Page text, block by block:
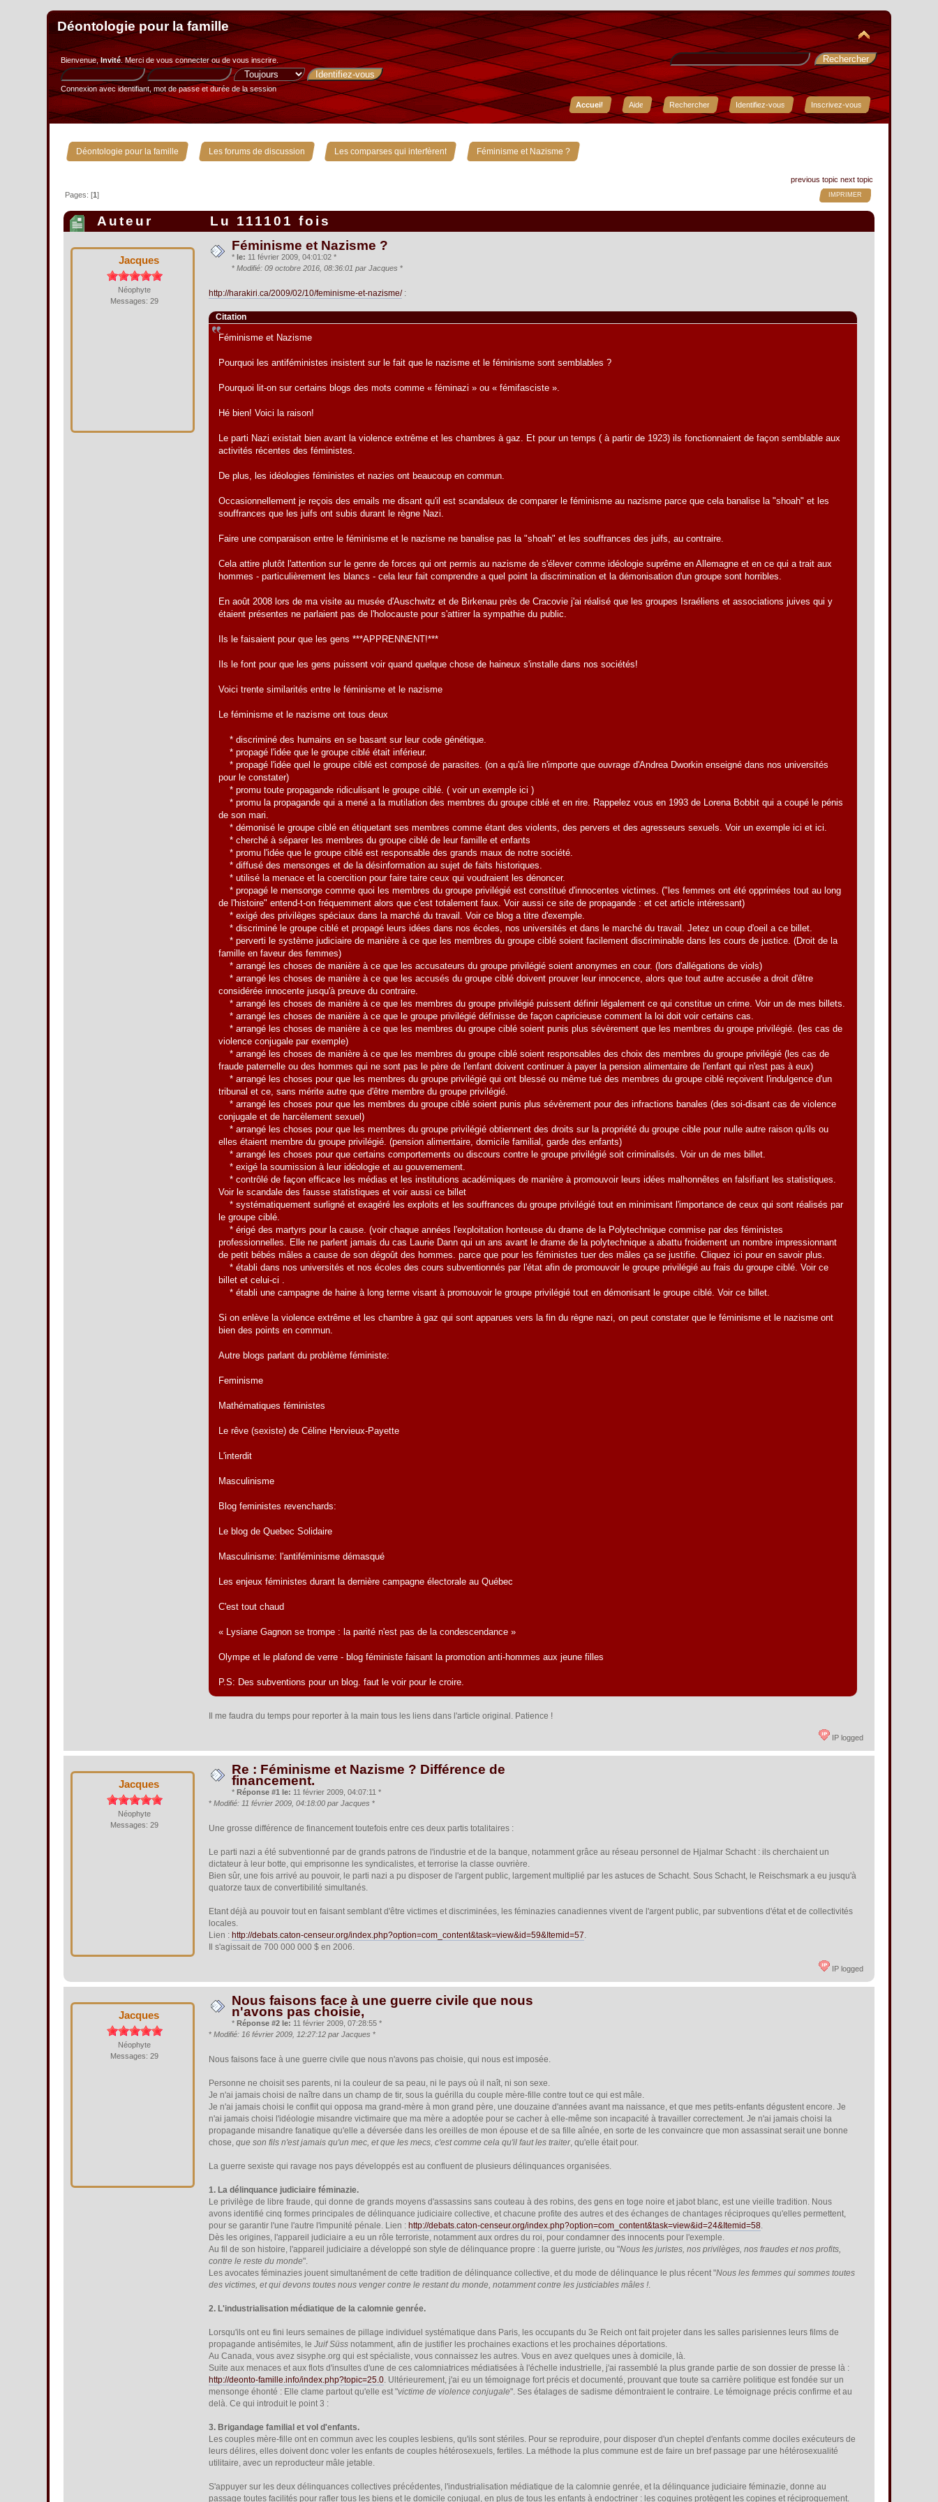
Déontologie pour la famille
Bienvenue,Invité. Merci devous connecterou devous inscrire.
Connexion avec identifiant, mot de passe et durée de la session
Accueil
Aide Rechercher Identifiez-vous Inscrivez-vous
Déontologie pour la famille » Les forums de discussion » Les comparses qui interfèrent » Féminisme et Nazisme ?
previous topic next topic
IMPRIMER
Pages: [1]
Auteur Lu 111101 fois
Jacques
Néophyte
Messages: 29
Féminisme et Nazisme ?
* le: 11 février 2009, 04:01:02 *
* Modifié: 09 octobre 2016, 08:36:01 par Jacques *
http://harakiri.ca/2009/02/10/feminisme-et-nazisme/:
Citation
Féminisme et Nazisme
Pourquoi les antiféministes insistent sur le fait que le nazisme et le féminisme sont semblables ?
Pourquoi lit-on sur certains blogs des mots comme « féminazi » ou « fémifasciste ».
Hé bien! Voici la raison!
Le parti Nazi existait bien avant la violence extrême et les chambres à gaz. Et pour un temps ( à partir de 1923) ils fonctionnaient de façon semblable aux
activités récentes des féministes.
De plus, les idéologies féministes et nazies ont beaucoup en commun.
Occasionnellement je reçois des emails me disant qu'il est scandaleux de comparer le féminisme au nazisme parce que cela banalise la "shoah" et les
souffrances que les juifs ont subis durant le règne Nazi.
Faire une comparaison entre le féminisme et le nazisme ne banalise pas la "shoah" et les souffrances des juifs, au contraire.
Cela attire plutôt l'attention sur le genre de forces qui ont permis au nazisme de s'élever comme idéologie suprême en Allemagne et en ce qui a trait aux
hommes - particulièrement les blancs - cela leur fait comprendre a quel point la discrimination et la démonisation d'un groupe sont horribles.
En août 2008 lors de ma visite au musée d'Auschwitz et de Birkenau près de Cracovie j'ai réalisé que les groupes Israéliens et associations juives qui y
étaient présentes ne parlaient pas de l'holocauste pour s'attirer la sympathie du public.
Ils le faisaient pour que les gens ***APPRENNENT!***
Ils le font pour que les gens puissent voir quand quelque chose de haineux s'installe dans nos sociétés!
Voici trente similarités entre le féminisme et le nazisme
Le féminisme et le nazisme ont tous deux
* discriminé des humains en se basant sur leur code génétique.
* propagé l'idée que le groupe ciblé était inférieur.
* propagé l'idée quel le groupe ciblé est composé de parasites. (on a qu'à lire n'importe que ouvrage d'Andrea Dworkin enseigné dans nos universités
pour le constater)
* promu toute propagande ridiculisant le groupe ciblé. ( voir un exemple ici )
* promu la propagande qui a mené a la mutilation des membres du groupe ciblé et en rire. Rappelez vous en 1993 de Lorena Bobbit qui a coupé le pénis
de son mari.
* démonisé le groupe ciblé en étiquetant ses membres comme étant des violents, des pervers et des agresseurs sexuels. Voir un exemple ici et ici.
* cherché à séparer les membres du groupe ciblé de leur famille et enfants
* promu l'idée que le groupe ciblé est responsable des grands maux de notre société.
* diffusé des mensonges et de la désinformation au sujet de faits historiques.
* utilisé la menace et la coercition pour faire taire ceux qui voudraient les dénoncer.
* propagé le mensonge comme quoi les membres du groupe privilégié est constitué d'innocentes victimes. ("les femmes ont été opprimées tout au long
de l'histoire" entend-t-on fréquemment alors que c'est totalement faux. Voir aussi ce site de propagande : et cet article intéressant)
* exigé des privilèges spéciaux dans la marché du travail. Voir ce blog a titre d'exemple.
* discriminé le groupe ciblé et propagé leurs idées dans nos écoles, nos universités et dans le marché du travail. Jetez un coup d'oeil a ce billet.
* perverti le système judiciaire de manière à ce que les membres du groupe ciblé soient facilement discriminable dans les cours de justice. (Droit de la
famille en faveur des femmes)
* arrangé les choses de manière à ce que les accusateurs du groupe privilégié soient anonymes en cour. (lors d'allégations de viols)
* arrangé les choses de manière à ce que les accusés du groupe ciblé doivent prouver leur innocence, alors que tout autre accusée a droit d'être
considérée innocente jusqu'à preuve du contraire.
* arrangé les choses de manière à ce que les membres du groupe privilégié puissent définir légalement ce qui constitue un crime. Voir un de mes billets.
* arrangé les choses de manière à ce que le groupe privilégié définisse de façon capricieuse comment la loi doit voir certains cas.
* arrangé les choses de manière à ce que les membres du groupe ciblé soient punis plus sévèrement que les membres du groupe privilégié. (les cas de
violence conjugale par exemple)
* arrangé les choses de manière à ce que les membres du groupe ciblé soient responsables des choix des membres du groupe privilégié (les cas de
fraude paternelle ou des hommes qui ne sont pas le père de l'enfant doivent continuer à payer la pension alimentaire de l'enfant qui n'est pas à eux)
* arrangé les choses pour que les membres du groupe privilégié qui ont blessé ou même tué des membres du groupe ciblé reçoivent l'indulgence d'un
tribunal et ce, sans mérite autre que d'être membre du groupe privilégié.
* arrangé les choses pour que les membres du groupe ciblé soient punis plus sévèrement pour des infractions banales (des soi-disant cas de violence
conjugale et de harcèlement sexuel)
* arrangé les choses pour que les membres du groupe privilégié obtiennent des droits sur la propriété du groupe cible pour nulle autre raison qu'ils ou
elles étaient membre du groupe privilégié. (pension alimentaire, domicile familial, garde des enfants)
* arrangé les choses pour que certains comportements ou discours contre le groupe privilégié soit criminalisés. Voir un de mes billet.
* exigé la soumission à leur idéologie et au gouvernement.
* contrôlé de façon efficace les médias et les institutions académiques de manière à promouvoir leurs idées malhonnêtes en falsifiant les statistiques.
Voir le scandale des fausse statistiques et voir aussi ce billet
* systématiquement surligné et exagéré les exploits et les souffrances du groupe privilégié tout en minimisant l'importance de ceux qui sont réalisés par
le groupe ciblé.
* érigé des martyrs pour la cause. (voir chaque années l'exploitation honteuse du drame de la Polytechnique commise par des féministes
professionnelles. Elle ne parlent jamais du cas Laurie Dann qui un ans avant le drame de la polytechnique a abattu froidement un nombre impressionnant
de petit bébés mâles a cause de son dégoût des hommes. parce que pour les féministes tuer des mâles ça se justifie. Cliquez ici pour en savoir plus.
* établi dans nos universités et nos écoles des cours subventionnés par l'état afin de promouvoir le groupe privilégié au frais du groupe ciblé. Voir ce
billet et celui-ci .
* établi une campagne de haine à long terme visant à promouvoir le groupe privilégié tout en démonisant le groupe ciblé. Voir ce billet.
Si on enlève la violence extrême et les chambre à gaz qui sont apparues vers la fin du règne nazi, on peut constater que le féminisme et le nazisme ont
bien des points en commun.
Autre blogs parlant du problème féministe:
Feminisme
Mathématiques féministes
Le rêve (sexiste) de Céline Hervieux-Payette
L'interdit
Masculinisme
Blog feministes revenchards:
Le blog de Quebec Solidaire
Masculinisme: l'antiféminisme démasqué
Les enjeux féministes durant la dernière campagne électorale au Québec
C'est tout chaud
« Lysiane Gagnon se trompe : la parité n'est pas de la condescendance »
Olympe et le plafond de verre - blog féministe faisant la promotion anti-hommes aux jeune filles
P.S: Des subventions pour un blog. faut le voir pour le croire.
Il me faudra du temps pour reporter à la main tous les liens dans l'article original. Patience !
IP logged
Jacques
Néophyte
Messages: 29
Re : Féminisme et Nazisme ? Différence de
financement.
* Réponse #1 le: 11 février 2009, 04:07:11 *
*Modifié: 11 février 2009, 04:18:00 par Jacques *
Une grosse différence de financement toutefois entre ces deux partis totalitaires :
Le parti nazi a été subventionné par de grands patrons de l'industrie et de la banque, notamment grâce au réseau personnel de Hjalmar Schacht : ils cherchaient un
dictateur à leur botte, qui emprisonne les syndicalistes, et terrorise la classe ouvrière.
Bien sûr, une fois arrivé au pouvoir, le parti nazi a pu disposer de l'argent public, largement multiplié par les astuces de Schacht. Sous Schacht, le Reischsmark a eu jusqu'à
quatorze taux de convertibilité simultanés.
Etant déjà au pouvoir tout en faisant semblant d'être victimes et discriminées, les féminazies canadiennes vivent de l'argent public, par subventions d'état et de collectivités
locales.
Lien : http://debats.caton-censeur.org/index.php?option=com_content&task=view&id=59&Itemid=57.
Il s'agissait de 700 000 000 $ en 2006.
IP logged
Jacques
Néophyte
Messages: 29
Nous faisons face à une guerre civile que nous
n'avons pas choisie,
* Réponse #2 le: 11 février 2009, 07:28:55 *
*Modifié: 16 février 2009, 12:27:12 par Jacques *
Nous faisons face à une guerre civile que nous n'avons pas choisie, qui nous est imposée.
Personne ne choisit ses parents, ni la couleur de sa peau, ni le pays où il naît, ni son sexe.
Je n'ai jamais choisi de naître dans un champ de tir, sous la guérilla du couple mère-fille contre tout ce qui est mâle.
Je n'ai jamais choisi le conflit qui opposa ma grand-mère à mon grand père, une douzaine d'années avant ma naissance, et que mes petits-enfants dégustent encore. Je
n'ai jamais choisi l'idéologie misandre victimaire que ma mère a adoptée pour se cacher à elle-même son incapacité à travailler correctement. Je n'ai jamais choisi la
propagande misandre fanatique qu'elle a déversée dans les oreilles de mon épouse et de sa fille aînée, en sorte de les convaincre que mon assassinat serait une bonne
chose,que son fils n'est jamais qu'un mec, et que les mecs, c'est comme cela qu'il faut les traiter, qu'elle était pour.
La guerre sexiste qui ravage nos pays développés est au confluent de plusieurs délinquances organisées.
1. La délinquance judiciaire féminazie.
Le privilège de libre fraude, qui donne de grands moyens d'assassins sans couteau à des robins, des gens en toge noire et jabot blanc, est une vieille tradition. Nous
avons identifié cinq formes principales de délinquance judiciaire collective, et chacune profite des autres et des échanges de chantages réciproques qu'elles permettent,
pour se garantir l'une l'autre l'impunité pénale. Lien : http://debats.caton-censeur.org/index.php?option=com_content&task=view&id=24&Itemid=58.
Dès les origines, l'appareil judiciaire a eu un rôle terroriste, notamment aux ordres du roi, pour condamner des innocents pour l'exemple.
Au fil de son histoire, l'appareil judiciaire a développé son style de délinquance propre : la guerre juriste, ou "Nous les juristes, nos privilèges, nos fraudes et nos profits,
contre le reste du monde".
Les avocates féminazies jouent simultanément de cette tradition de délinquance collective, et du mode de délinquance le plus récent "Nous les femmes qui sommes toutes
des victimes, et qui devons toutes nous venger contre le restant du monde, notamment contre les justiciables mâles !.
2. L'industrialisation médiatique de la calomnie genrée.
Lorsqu'ils ont eu fini leurs semaines de pillage individuel systématique dans Paris, les occupants du 3e Reich ont fait projeter dans les salles parisiennes leurs films de
propagande antisémites, leJuif Süss notamment, afin de justifier les prochaines exactions et les prochaines déportations.
Au Canada, vous avez sisyphe.org qui est spécialiste, vous connaissez les autres. Vous en avez quelques unes à domicile, là.
Suite aux menaces et aux flots d'insultes d'une de ces calomniatrices médiatisées à l'échelle industrielle, j'ai rassemblé la plus grande partie de son dossier de presse là :
http://deonto-famille.info/index.php?topic=25.0. Ultérieurement, j'ai eu un témoignage fort précis et documenté, prouvant que toute sa carrière politique est fondée sur un
mensonge éhonté : Elle clame partout qu'elle est "victime de violence conjugale". Ses étalages de sadisme démontraient le contraire. Le témoignage précis confirme et au
delà. Ce qui introduit le point 3 :
3. Brigandage familial et vol d'enfants.
Les couples mère-fille ont en commun avec les couples lesbiens, qu'ils sont stériles. Pour se reproduire, pour disposer d'un cheptel d'enfants comme dociles exécuteurs de
leurs délires, elles doivent donc voler les enfants de couples hétérosexuels, fertiles. La méthode la plus commune est de faire un bref passage par une hétérosexualité
utilitaire, avec un reproducteur mâle jetable.
S'appuyer sur les deux délinquances collectives précédentes, l'industrialisation médiatique de la calomnie genrée, et la délinquance judiciaire féminazie, donne au
passage toutes facilités pour rafler tous les biens et le domicile conjugal, en plus de tous les enfants à endoctriner : les coquines protègent les copines et réciproquement.